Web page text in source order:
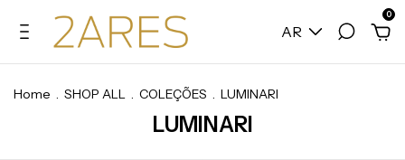
AR
0
Home . SHOP ALL . COLEÇÕES . LUMINARI
LUMINARI